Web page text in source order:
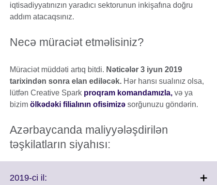
iqtisadiyyatınızın yaradıcı sektorunun inkişafına doğru
addım atacaqsınız.
Necə müraciət etməlisiniz?
Müraciət müddəti artıq bitdi. Nəticələr 3 iyun 2019
tarixindən sonra elan ediləcək. Hər hansı sualınız olsa,
lütfən Creative Spark proqram komandamızla, və ya
bizim ölkədəki filialının ofisimizə sorğunuzu göndərin.
Azərbaycanda maliyyələşdirilən
təşkilatların siyahısı:
2019-ci il: